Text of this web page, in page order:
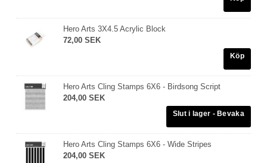
Hero Arts 3X4.5 Acrylic Block
72,00 SEK
Köp
Hero Arts Cling Stamps 6X6 - Birdsong Script
204,00 SEK
Hero Arts Cling Stamps 6X6 - Wide Stripes
204,00 SEK